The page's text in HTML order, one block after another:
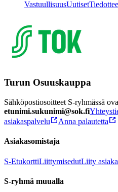
VastuullisuusUutiset
Turun Osuuskauppa
Sähköpostiosoitteet S-ryhmässä
etunimi.sukunimi@sok.fi
asiakaspalvelu
Anna palautetta
Asiakasomistaja
S-EtukorttiLiittymisedutLiity
S-ryhmä muualla